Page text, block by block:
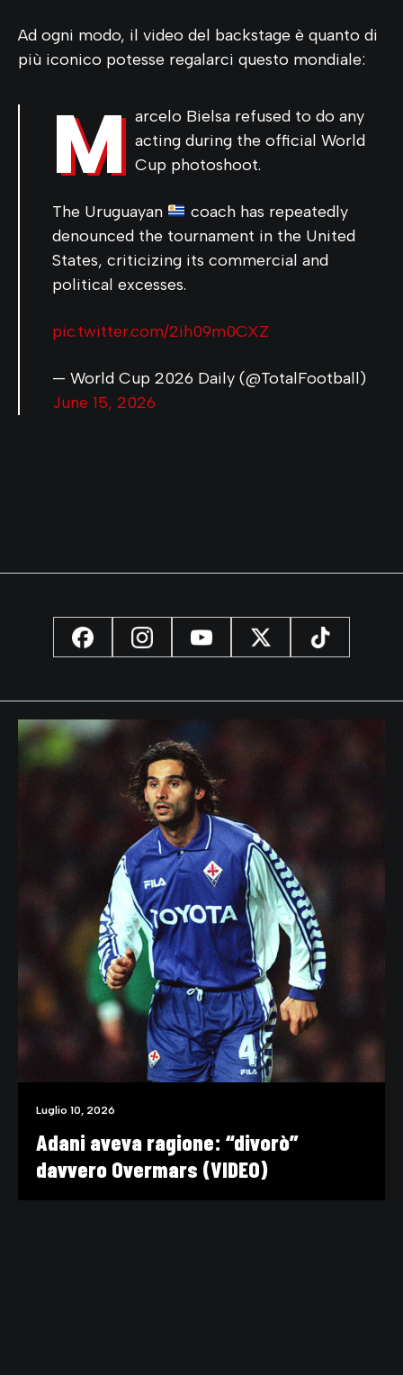
Ad ogni modo, il video del backstage è quanto di
più iconico potesse regalarci questo mondiale:
M arcelo Bielsa refused to do any
acting during the official World
Cup photoshoot.
The Uruguayan
coach has repeatedly
denounced the tournament in the United
States, criticizing its commercial and
political excesses.
pic.twitter.com/2ih09m0CXZ
— World Cup 2026 Daily (@TotalFootball)
June 15, 2026
Luglio 10, 2026
Adani aveva ragione: “divorò”
davvero Overmars (VIDEO)